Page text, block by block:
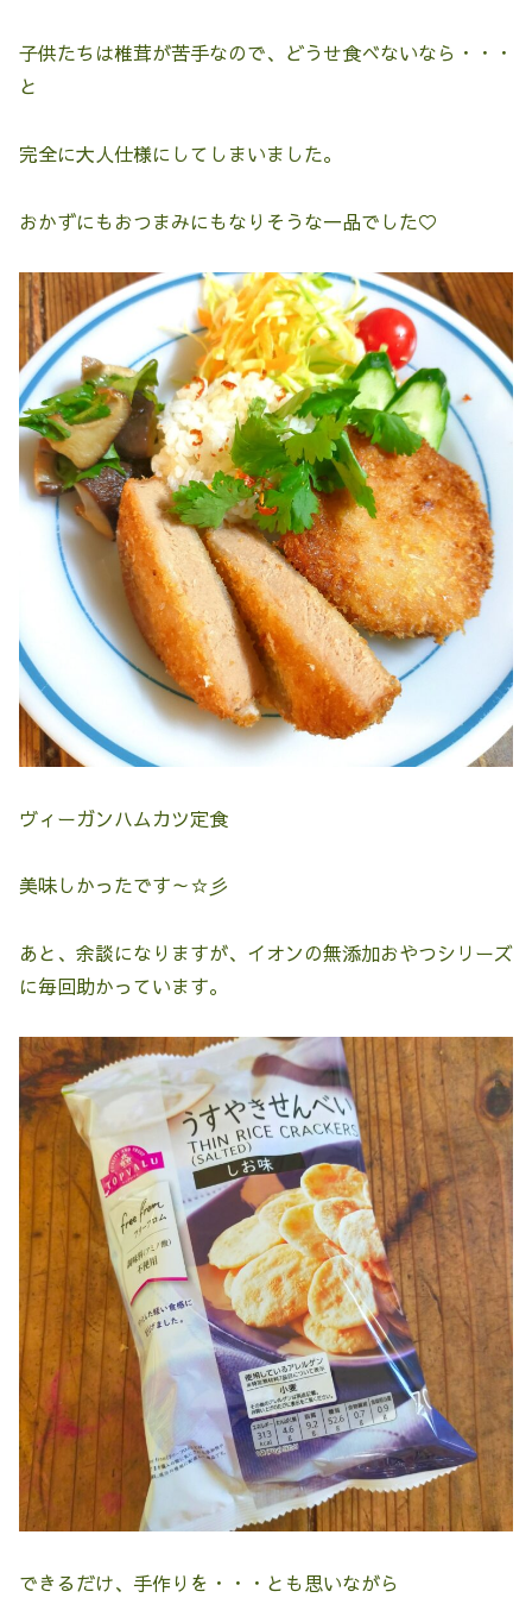
子供たちは椎茸が苦手なので、どうせ食べないなら・・・
と
完全に大人仕様にしてしまいました。
おかずにもおつまみにもなりそうな一品でした♡
ヴィーガンハムカツ定食
美味しかったです～☆彡
あと、余談になりますが、イオンの無添加おやつシリーズ
に毎回助かっています。
できるだけ、手作りを・・・とも思いながら